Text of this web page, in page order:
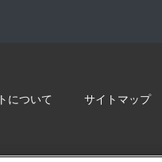
について サイトマップ